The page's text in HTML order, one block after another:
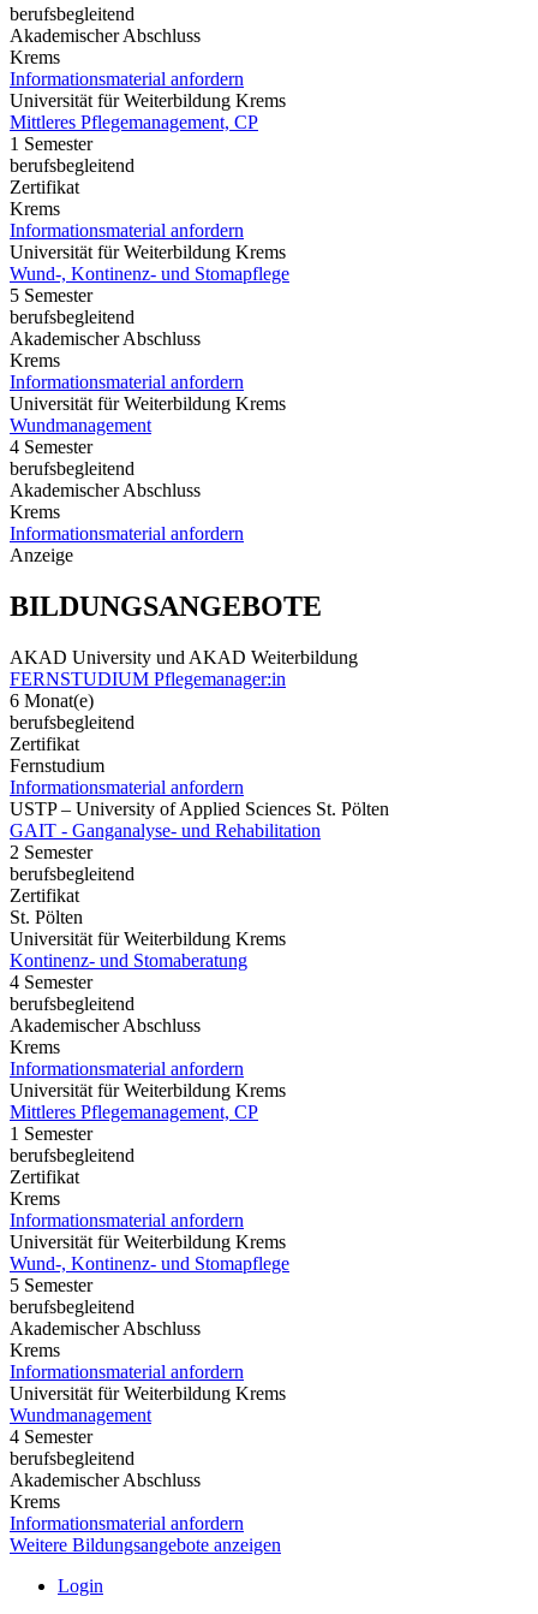
berufsbegleitend
Akademischer Abschluss
Krems
Informationsmaterial anfordern
Universität für Weiterbildung Krems
Mittleres Pflegemanagement, CP
1 Semester
berufsbegleitend
Zertifikat
Krems
Informationsmaterial anfordern
Universität für Weiterbildung Krems
Wund-, Kontinenz- und Stomapflege
5 Semester
berufsbegleitend
Akademischer Abschluss
Krems
Informationsmaterial anfordern
Universität für Weiterbildung Krems
Wundmanagement
4 Semester
berufsbegleitend
Akademischer Abschluss
Krems
Informationsmaterial anfordern
Anzeige
BILDUNGSANGEBOTE
AKAD University und AKAD Weiterbildung
FERNSTUDIUM Pflegemanager:in
6 Monat(e)
berufsbegleitend
Zertifikat
Fernstudium
Informationsmaterial anfordern
USTP – University of Applied Sciences St. Pölten
GAIT - Ganganalyse- und Rehabilitation
2 Semester
berufsbegleitend
Zertifikat
St. Pölten
Universität für Weiterbildung Krems
Kontinenz- und Stomaberatung
4 Semester
berufsbegleitend
Akademischer Abschluss
Krems
Informationsmaterial anfordern
Universität für Weiterbildung Krems
Mittleres Pflegemanagement, CP
1 Semester
berufsbegleitend
Zertifikat
Krems
Informationsmaterial anfordern
Universität für Weiterbildung Krems
Wund-, Kontinenz- und Stomapflege
5 Semester
berufsbegleitend
Akademischer Abschluss
Krems
Informationsmaterial anfordern
Universität für Weiterbildung Krems
Wundmanagement
4 Semester
berufsbegleitend
Akademischer Abschluss
Krems
Informationsmaterial anfordern
Weitere Bildungsangebote anzeigen
Login